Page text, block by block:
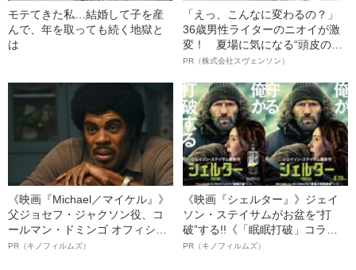
モテてきた私…結婚して子を産
んで、年を取っても続く地獄と
は
「えっ、こんなに変わるの？」
36歳男性ライターのニオイが激
変！ 夏場に気になる“頭皮のニ
オイ”や“ベタつき”を解消す
ト”が生み出した徹底ケアとは
PR（株式会社スヴェンソン）
《映画『Michael／マイケル』》
父ジョセフ・ジャクソン役、コ
ールマン・ドミンゴ オフィシャ
ルインタビュー“観客を魅了した
PR（キノフィルムズ）
《映画『シェルター』》ジェイ
ソン・ステイサムがお盆を“打
破”する!!《「眠眠打破」コラ
ボ》
PR（キノフィルムズ）